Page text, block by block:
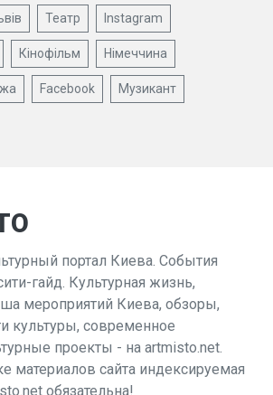
Театр Instagram
Кінофільм Німеччина
Facebook Музикант
портал Киева. События
гайд. Культурная жизнь,
мероприятий Киева, обзоры,
культуры, современное
проекты - на artmisto.net.
материалов сайта индексируемая
обязательна!